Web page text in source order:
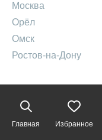
Москва
Орёл
Омск
Ростов-на-Дону
Главная Избранное